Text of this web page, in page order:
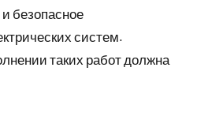
безопасное
систем.
таких работ должна